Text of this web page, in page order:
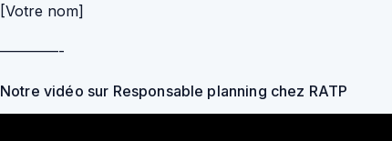
[Votre nom]
————-
Notre vidéo sur Responsable planning chez RATP